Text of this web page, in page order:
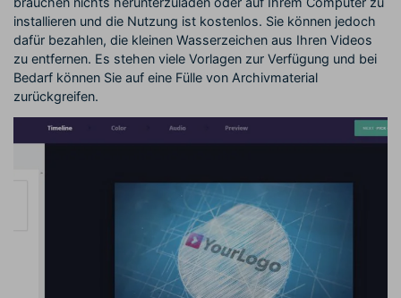
installieren und die Nutzung ist kostenlos. Sie können jedoch
dafür bezahlen, die kleinen Wasserzeichen aus Ihren Videos
zu entfernen. Es stehen viele Vorlagen zur Verfügung und bei
Bedarf können Sie auf eine Fülle von Archivmaterial
zurückgreifen.